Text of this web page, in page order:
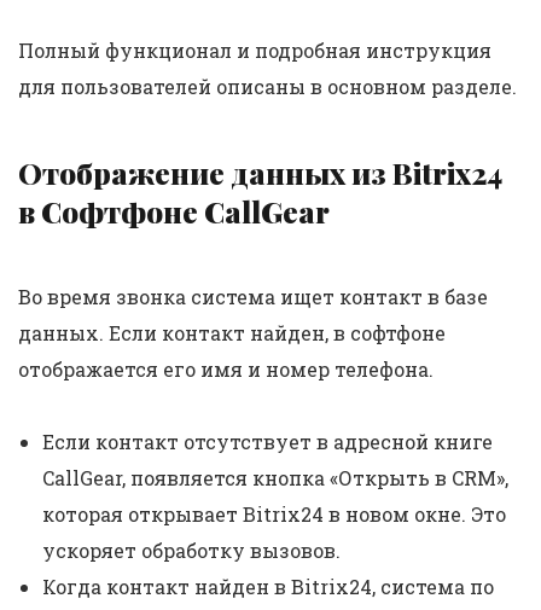
Полный функционал и подробная инструкция
для пользователей описаны в основном разделе.
Отображение данных из Bitrix24
в Софтфоне CallGear
Во время звонка система ищет контакт в базе
данных. Если контакт найден, в софтфоне
отображается его имя и номер телефона.
Если контакт отсутствует в адресной книге
CallGear, появляется кнопка «Открыть в CRM»,
которая открывает Bitrix24 в новом окне. Это
ускоряет обработку вызовов.
Когда контакт найден в Bitrix24, система по